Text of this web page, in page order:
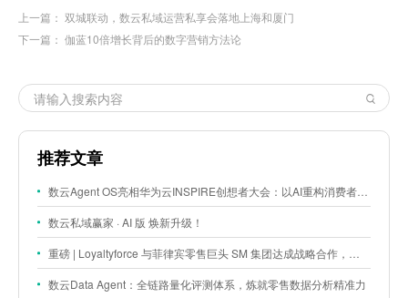
上一篇： 双城联动，数云私域运营私享会落地上海和厦门
下一篇： 伽蓝10倍增长背后的数字营销方法论
推荐文章
数云Agent OS亮相华为云INSPIRE创想者大会：以AI重构消费者运营与零售营销新范式
数云私域赢家 · AI 版 焕新升级！
重磅 | Loyaltyforce 与菲律宾零售巨头 SM 集团达成战略合作，携手开启 SMAC 会员数智化运营新征程
数云Data Agent：全链路量化评测体系，炼就零售数据分析精准力